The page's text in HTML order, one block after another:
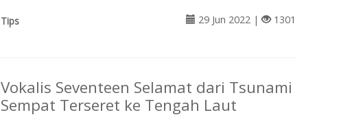
Tips 29 Jun 2022 | 1301
Vokalis Seventeen Selamat dari Tsunami
Sempat Terseret ke Tengah Laut